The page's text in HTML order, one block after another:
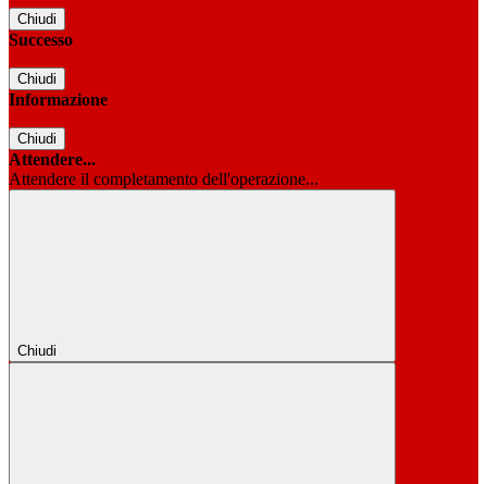
Chiudi
Successo
Chiudi
Informazione
Chiudi
Attendere...
Attendere il completamento dell'operazione...
Chiudi